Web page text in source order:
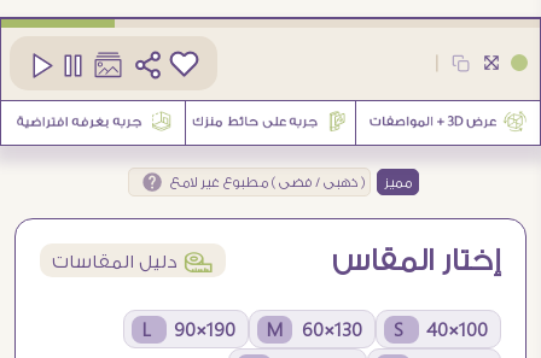
مميز ( ذهبى / فضى ) مطبوع غير لامع
إختار المقاس í دليل المقاسات
100×40 S
130×60 M
190×90 L